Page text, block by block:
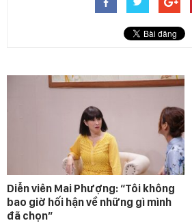
Diễn viên Mai Phượng: “Tôi không
bao giờ hối hận về những gì mình
đã chọn”